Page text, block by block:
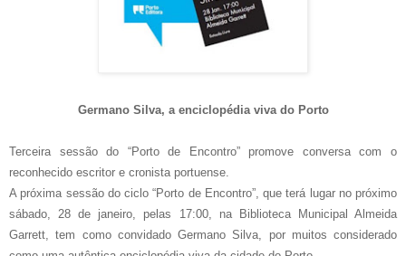
Germano Silva, a enciclopédia viva do Porto
Terceira sessão do “Porto de Encontro” promove conversa com o
reconhecido escritor e cronista portuense.
A próxima sessão do ciclo “Porto de Encontro”, que terá lugar no próximo
sábado, 28 de janeiro, pelas 17:00, na Biblioteca Municipal Almeida
Garrett, tem como convidado Germano Silva, por muitos considerado